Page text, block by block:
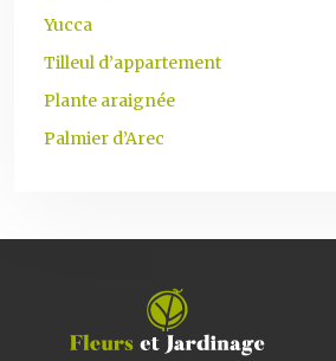
Yucca
Tilleul d’appartement
Plante araignée
Palmier d’Arec